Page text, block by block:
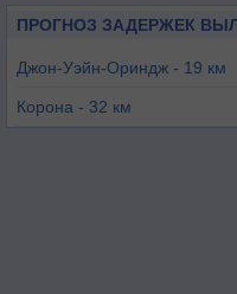
ПРОГНОЗ ЗАДЕРЖЕК
Джон-Уэйн-Ориндж - 19 км
Корона - 32 км